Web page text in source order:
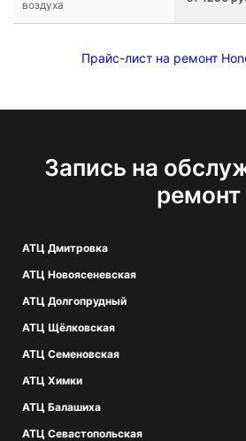
воздуха
Прайс-лист на ремонт
Запись на
ремонт
АТЦ Дмитровка
АТЦ Новоясеневская
АТЦ Долгопрудный
АТЦ Щёлковская
АТЦ Семеновская
АТЦ Химки
АТЦ Балашиха
АТЦ Севастопольская